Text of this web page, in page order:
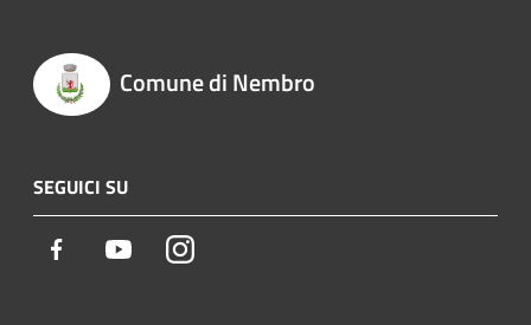
Comune di Nembro
SEGUICI SU
Facebook YoutubeInstagram